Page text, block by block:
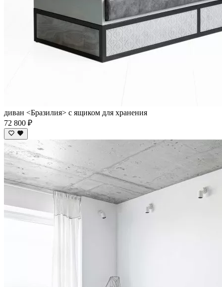
диван <Бразилия> с ящиком для хранения
72 800 ₽